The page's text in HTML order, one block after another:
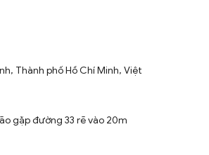
Thành phố Hồ Chí Minh, Việt
gặp đường 33 rẽ vào 20m